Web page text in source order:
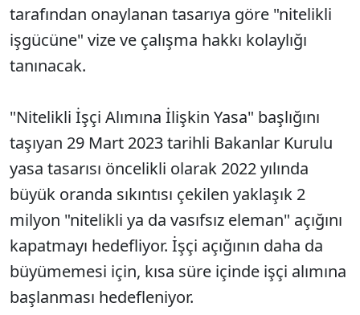
tarafından onaylanan tasarıya göre "nitelikli
işgücüne" vize ve çalışma hakkı kolaylığı
tanınacak.
"Nitelikli İşçi Alımına İlişkin Yasa" başlığını
taşıyan 29 Mart 2023 tarihli Bakanlar Kurulu
yasa tasarısı öncelikli olarak 2022 yılında
büyük oranda sıkıntısı çekilen yaklaşık 2
milyon "nitelikli ya da vasıfsız eleman" açığını
kapatmayı hedefliyor. İşçi açığının daha da
büyümemesi için, kısa süre içinde işçi alımına
başlanması hedefleniyor.